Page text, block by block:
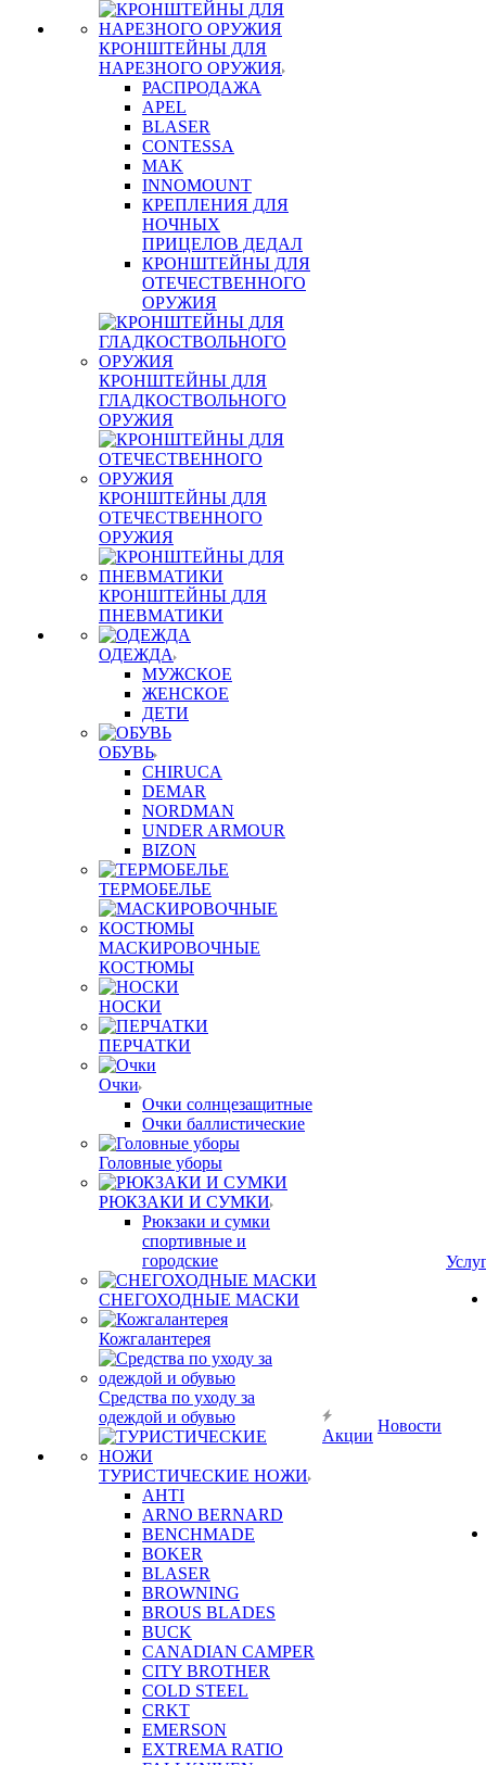
КРОНШТЕЙНЫ ДЛЯ
НАРЕЗНОГО ОРУЖИЯ
РАСПРОДАЖА
APEL
BLASER
CONTESSA
MAK
INNOMOUNT
КРЕПЛЕНИЯ ДЛЯ
НОЧНЫХ
ПРИЦЕЛОВ ДЕДАЛ
КРОНШТЕЙНЫ ДЛЯ
ОТЕЧЕСТВЕННОГО
ОРУЖИЯ
КРОНШТЕЙНЫ ДЛЯ
ГЛАДКОСТВОЛЬНОГО
ОРУЖИЯ
КРОНШТЕЙНЫ ДЛЯ
ОТЕЧЕСТВЕННОГО
ОРУЖИЯ
КРОНШТЕЙНЫ ДЛЯ
ПНЕВМАТИКИ
ОДЕЖДА
МУЖСКОЕ
ЖЕНСКОЕ
ДЕТИ
ОБУВЬ
CHIRUCA
DEMAR
NORDMAN
UNDER ARMOUR
BIZON
ТЕРМОБЕЛЬЕ
МАСКИРОВОЧНЫЕ
КОСТЮМЫ
НОСКИ
ПЕРЧАТКИ
Очки
Очки солнцезащитные
Очки баллистические
Головные уборы
РЮКЗАКИ И СУМКИ
Рюкзаки и сумки
спортивные и
городские
СНЕГОХОДНЫЕ МАСКИ
Кожгалантерея
Средства по уходу за
одеждой и обувью
ТУРИСТИЧЕСКИЕ НОЖИ
AHTI
ARNO BERNARD
BENCHMADE
BOKER
BLASER
BROWNING
BROUS BLADES
BUCK
CANADIAN CAMPER
CITY BROTHER
COLD STEEL
CRKT
EMERSON
EXTREMA RATIO
Акции
Новости